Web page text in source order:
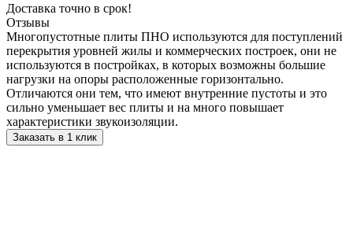
Доставка точно в срок!
Отзывы
Многопустотные плиты ПНО используются для поступлений
перекрытия уровней жилы и коммерческих построек, они не
используются в постройках, в которых возможны большие
нагрузки на опоры расположенные горизонтально.
Отличаются они тем, что имеют внутренние пустоты и это
сильно уменьшает вес плиты и на много повышает
характеристики звукоизоляции.
Заказать в 1 клик